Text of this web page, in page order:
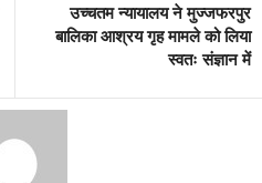
उच्चतम न्यायालय ने मुज्जफरपुर
बालिका आश्रय गृह मामले को लिया
स्वतः संज्ञान में